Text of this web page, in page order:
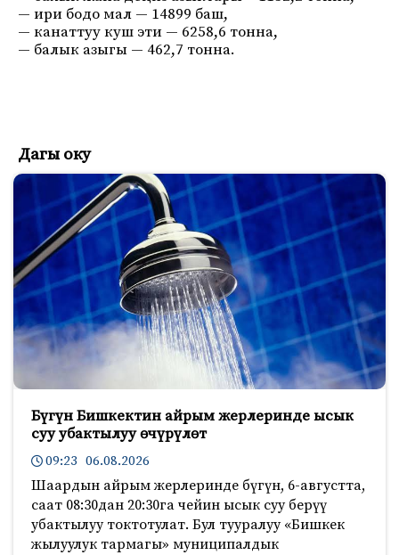
— ири бодо мал — 14899 баш,
— канаттуу куш эти — 6258,6 тонна,
— балык азыгы — 462,7 тонна.
Дагы оку
Бүгүн Бишкектин айрым жерлеринде ысык
суу убактылуу өчүрүлөт
09:23 06.08.2026
Шаардын айрым жерлеринде бүгүн, 6-августта,
саат 08:30дан 20:30га чейин ысык суу берүү
убактылуу токтотулат. Бул тууралуу «Бишкек
жылуулук тармагы» муниципалдык